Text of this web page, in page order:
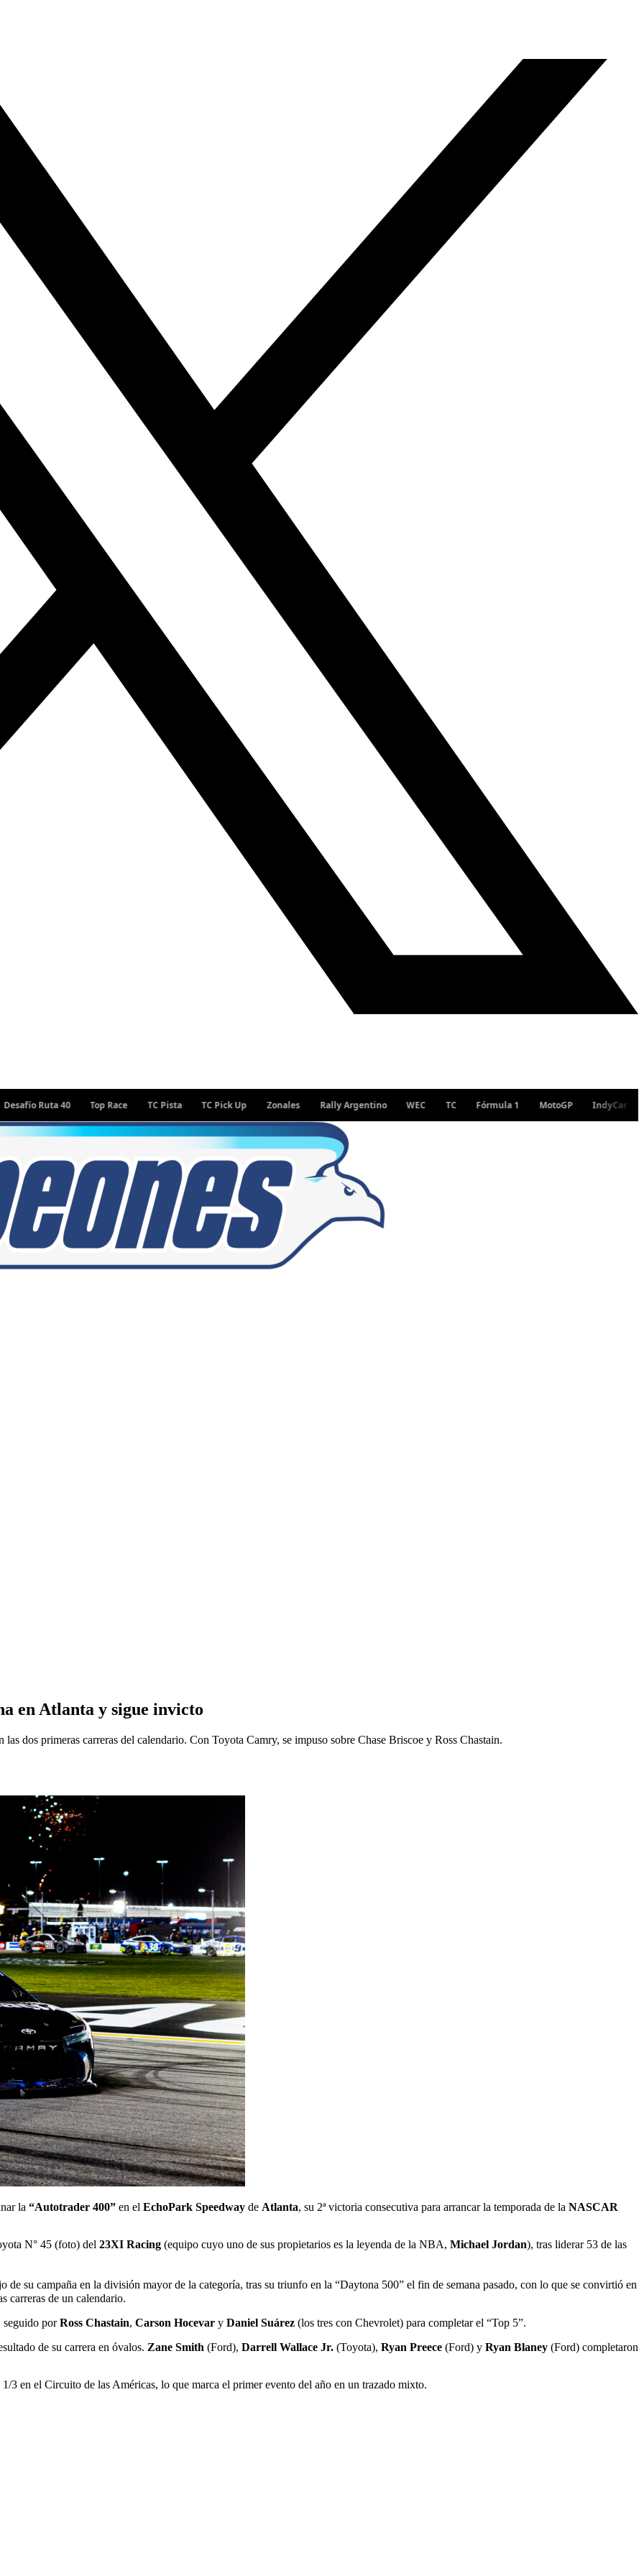
Ruta 40 Top Race TC Pista TC Pick Up Zonales Rally Argentino WEC TC Fórmula 1 MotoGP IndyCar WRC
en Atlanta y sigue invicto
dos primeras carreras del calendario. Con Toyota Camry, se impuso sobre Chase Briscoe y Ross Chastain.
la “Autotrader 400” en el EchoPark Speedway de Atlanta, su 2ª victoria consecutiva para arrancar la temporada de la NASCAR
N° 45 (foto) del 23XI Racing (equipo cuyo uno de sus propietarios es la leyenda de la NBA, Michael Jordan), tras liderar 53 de las
su campaña en la división mayor de la categoría, tras su triunfo en la “Daytona 500” el fin de semana pasado, con lo que se convirtió en
carreras de un calendario.
seguido porRoss Chastain, Carson Hocevar y Daniel Suárez (los tres con Chevrolet) para completar el “Top 5”.
de su carrera en óvalos. Zane Smith (Ford), Darrell Wallace Jr. (Toyota), Ryan Preece (Ford) y Ryan Blaney (Ford) completaron
3 en el Circuito de las Américas, lo que marca el primer evento del año en un trazado mixto.